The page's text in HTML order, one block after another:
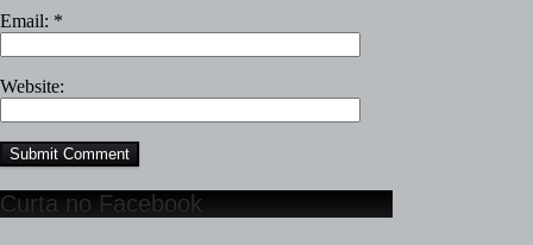
Email: *
Website:
Curta no Facebook